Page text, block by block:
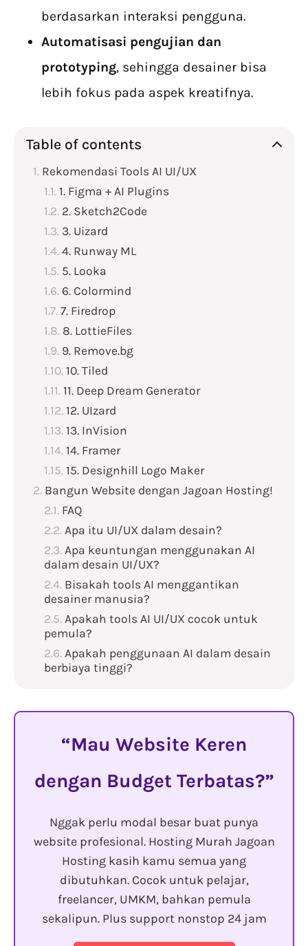
berdasarkan interaksi pengguna.
Automatisasi pengujian dan
prototyping, sehingga desainer bisa
lebih fokus pada aspek kreatifnya.
Table of contents
Rekomendasi Tools AI UI/UX
1. Figma + AI Plugins
2. Sketch2Code
3. Uizard
4. Runway ML
5. Looka
6. Colormind
7. Firedrop
8. LottieFiles
9. Remove.bg
10. Tiled
11. Deep Dream Generator
12. UIzard
13. InVision
14. Framer
15. Designhill Logo Maker
Bangun Website dengan Jagoan Hosting!
FAQ
Apa itu UI/UX dalam desain?
Apa keuntungan menggunakan AI
dalam desain UI/UX?
Bisakah tools AI menggantikan
desainer manusia?
Apakah tools AI UI/UX cocok untuk
pemula?
Apakah penggunaan AI dalam desain
berbiaya tinggi?
Mau Website Keren
dengan Budget Terbatas?
Nggak perlu modal besar buat punya
website profesional. Hosting Murah Jagoan
Hosting kasih kamu semua yang
dibutuhkan. Cocok untuk pelajar,
freelancer, UMKM, bahkan pemula
sekalipun. Plus support nonstop 24 jam